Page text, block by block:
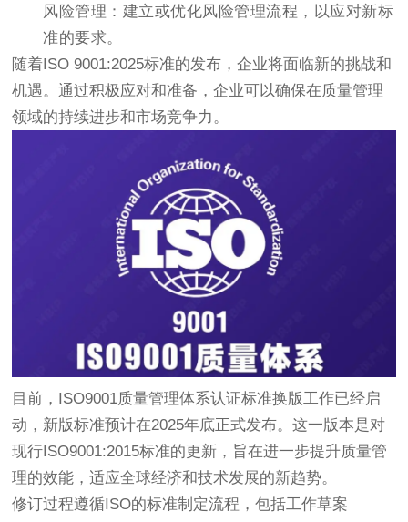
风险管理：建立或优化风险管理流程，以应对新标
准的要求。
随着ISO 9001:2025标准的发布，企业将面临新的挑战和
机遇。通过积极应对和准备，企业可以确保在质量管理
领域的持续进步和市场竞争力。
目前，ISO9001质量管理体系认证标准换版工作已经启
动，新版标准预计在2025年底正式发布。这一版本是对
现行ISO9001:2015标准的更新，旨在进一步提升质量管
理的效能，适应全球经济和技术发展的新趋势。
修订过程遵循ISO的标准制定流程，包括工作草案